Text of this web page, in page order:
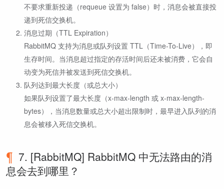
不要求重新投递（requeue 设置为 false）时，消息会被直接投
递到死信交换机。
消息过期（TTL Expiration）
RabbitMQ 支持为消息或队列设置 TTL（Time-To-Live），即
生存时间。当消息超过指定的存活时间后还未被消费，它会自
动变为死信并被发送到死信交换机。
队列达到最大长度（或总大小）
如果队列设置了最大长度（x-max-length 或 x-max-length-
bytes），当消息数量或总大小超出限制时，最早进入队列的消
息会被移入死信交换机。
7. [RabbitMQ] RabbitMQ 中无法路由的消
息会去到哪里？